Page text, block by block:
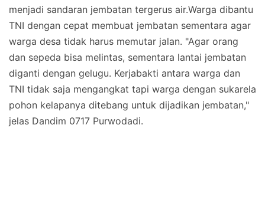
menjadi sandaran jembatan tergerus air.Warga dibantu
TNI dengan cepat membuat jembatan sementara agar
warga desa tidak harus memutar jalan. "Agar orang
dan sepeda bisa melintas, sementara lantai jembatan
diganti dengan gelugu. Kerjabakti antara warga dan
TNI tidak saja mengangkat tapi warga dengan sukarela
pohon kelapanya ditebang untuk dijadikan jembatan,"
jelas Dandim 0717 Purwodadi.